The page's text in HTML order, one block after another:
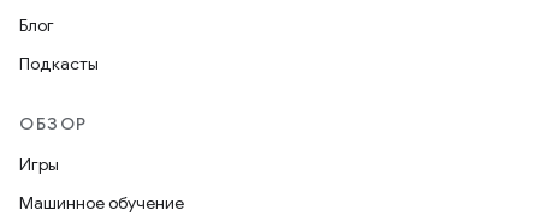
Блог
Подкасты
ОБЗОР
Игры
Машинное обучение